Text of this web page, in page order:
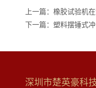
上一篇： 橡胶试验机
下一篇： 塑料摆锤式
深圳市楚英豪科